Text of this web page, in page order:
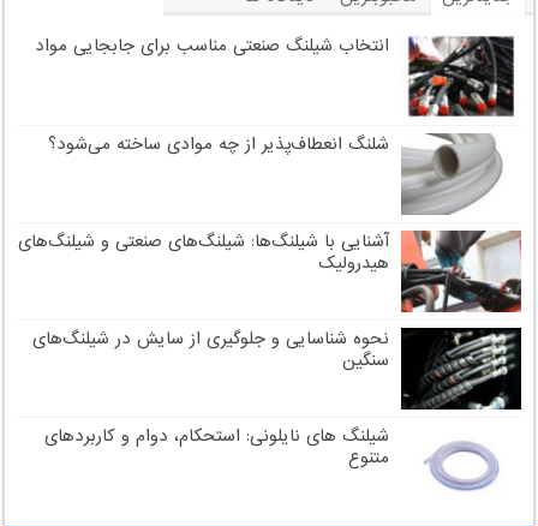
برچسب
انتخاب شیلنگ صنعتی مناسب برای جابجایی مواد
شلنگ انعطاف‌پذیر از چه موادی ساخته می‌شود؟
آشنایی با شیلنگ‌ها: شیلنگ‌های صنعتی و شیلنگ‌های
هیدرولیک
نحوه شناسایی و جلوگیری از سایش در شیلنگ‌های
سنگین
شیلنگ های نایلونی: استحکام، دوام و کاربردهای
متنوع